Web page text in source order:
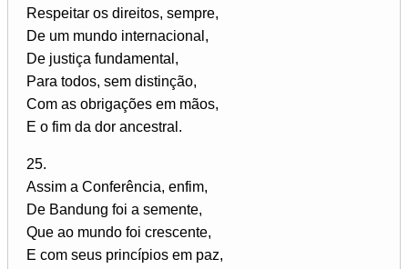
Respeitar os direitos, sempre,
De um mundo internacional,
De justiça fundamental,
Para todos, sem distinção,
Com as obrigações em mãos,
E o fim da dor ancestral.
25.
Assim a Conferência, enfim,
De Bandung foi a semente,
Que ao mundo foi crescente,
E com seus princípios em paz,